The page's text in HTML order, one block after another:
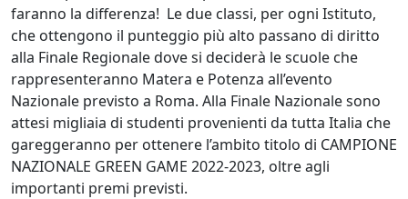
faranno la differenza! Le due classi, per ogni Istituto,
che ottengono il punteggio più alto passano di diritto
alla Finale Regionale dove si deciderà le scuole che
rappresenteranno Matera e Potenza all’evento
Nazionale previsto a Roma. Alla Finale Nazionale sono
attesi migliaia di studenti provenienti da tutta Italia che
gareggeranno per ottenere l’ambito titolo di CAMPIONE
NAZIONALE GREEN GAME 2022-2023, oltre agli
importanti premi previsti.